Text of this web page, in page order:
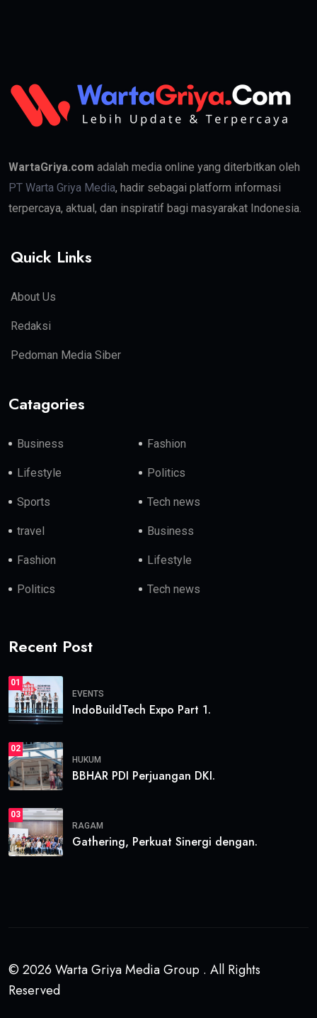
WartaGriya.com adalah media online yang diterbitkan oleh
PT Warta Griya Media, hadir sebagai platform informasi
terpercaya, aktual, dan inspiratif bagi masyarakat Indonesia.
Quick Links
About Us
Redaksi
Pedoman Media Siber
Catagories
Business Fashion
Lifestyle Politics
Sports Tech news
travel Business
Fashion Lifestyle
Politics Tech news
Recent Post
01
EVENTS
IndoBuildTech Expo Part 1.
02
HUKUM
BBHAR PDI Perjuangan DKI.
03
RAGAM
Gathering, Perkuat Sinergi dengan.
© 2026 Warta Griya Media Group . All Rights
Reserved